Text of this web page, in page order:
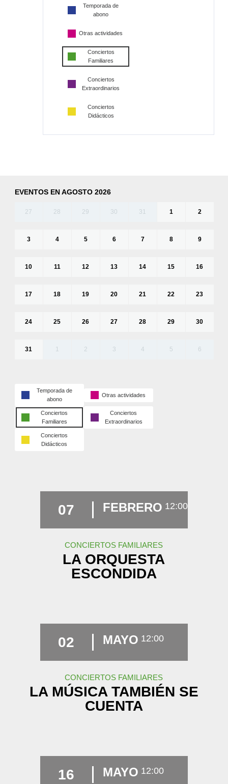
Temporada de
abono
Otras actividades
Conciertos
Familiares
Conciertos
Extraordinarios
Conciertos
Didácticos
EVENTOS EN AGOSTO 2026
27 28 29 30 31 1 2
3 4 5 6 7 8 9
10 11 12 13 14 15 16
17 18 19 20 21 22 23
24 25 26 27 28 29 30
31 1 2 3 4 5 6
Temporada de
abono
Otras actividades
Conciertos
Familiares
Conciertos
Extraordinarios
Conciertos
Didácticos
07 FEBRERO 12:00
CONCIERTOS FAMILIARES
LA ORQUESTA
ESCONDIDA
02 MAYO 12:00
CONCIERTOS FAMILIARES
LA MÚSICA TAMBIÉN SE
CUENTA
16 MAYO 12:00